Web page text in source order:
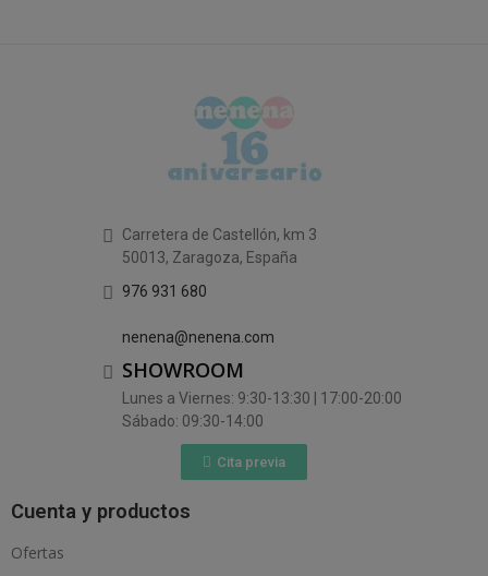
Carretera de Castellón, km 3
50013, Zaragoza, España
976 931 680
nenena@nenena.com
SHOWROOM
Lunes a Viernes: 9:30-13:30 | 17:00-20:00
Sábado: 09:30-14:00
Cita previa
Cuenta y productos
Ofertas